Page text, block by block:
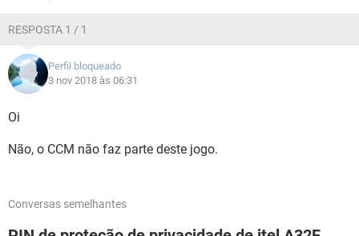
RESPOSTA 1 / 1
Perfil bloqueado
3 nov 2018 às 06:31
Oi
Não, o CCM não faz parte deste jogo.
Conversas semelhantes